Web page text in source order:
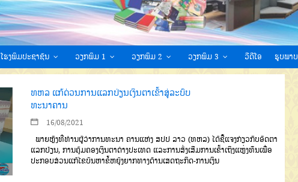
ໂຮງພິມປະຊາຊົນ ວຽກພິມ 1 ວຽກພິມ 2 ວຽກພິມ 3 ວີດີໂອ ຮູບພາບ
ທຫລ ແກ້ດ່ວນການແລກປ່ຽນເງິນຕາເຂົ້າສູ່ລະບົບ
ທະນາຄານ
16/08/2021
ພາຍຫຼັງທີ່ທ່ານຜູ້ວ່າການທະນາ ຄານແຫ່ງ ສປປ ລາວ (ທຫລ) ໄດ້ຊີ້ແຈງກ່ຽວກັບອັດຕາ
ແລກປ່ຽນ, ການຄຸ້ມຄອງເງິນຕາຕ່າງປະເທດ ແລະການສົ່ງເສີມການເຂົ້າເຖິງແຫຼ່ງທຶນເພື່ອ
ປະກອບສ່ວນແກ້ໄຂບັນຫາຂໍ້ຫຍຸ້ງຍາກທາງດ້ານເສດຖະກິດ-ການເງິນ